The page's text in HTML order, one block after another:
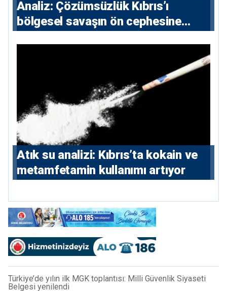
Analiz: Çözümsüzlük Kıbrıs’ı
bölgesel savaşın ön cephesine
Atık su analizi: Kıbrıs’ta kokain ve
metamfetamin kullanımı artıyor
Türkiye’de yılın ilk MGK toplantısı: Milli Güvenlik Siyaseti
Belgesi yenilendi